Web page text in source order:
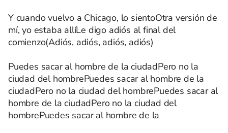
Y cuando vuelvo a Chicago, lo sientoOtra versión de
mí, yo estaba allíLe digo adiós al final del
comienzo(Adiós, adiós, adiós, adiós)
Puedes sacar al hombre de la ciudadPero no la
ciudad del hombrePuedes sacar al hombre de la
ciudadPero no la ciudad del hombrePuedes sacar al
hombre de la ciudadPero no la ciudad del
hombrePuedes sacar al hombre de la